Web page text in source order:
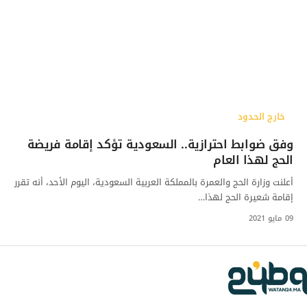
خارج الحدود
وفق ضوابط احترازية.. السعودية تؤكد إقامة فريضة
الحج لهذا العام
أعلنت وزارة الحج والعمرة بالمملكة العربية السعودية، اليوم الأحد، أنه تقرر
إقامة شعيرة الحج لهذا…
09 مايو 2021